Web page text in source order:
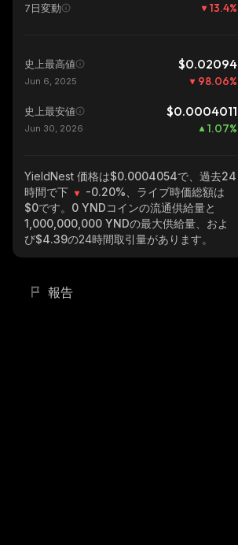
7日変動 13.4%
史上最高値 $0.02094
Jun 6, 2025 98.06%
史上最安値 $0.0004011
Jun 30, 2026 1.07%
YieldNest 価格は$0.0004054で、過去24
時間で下
-0.20% 、ライブ時価総額は
$0です。 0 YNDコインの流通供給量と
1,000,000,000 YNDの最大供給量、およ
び$4.39の24時間取引量があります。
報告